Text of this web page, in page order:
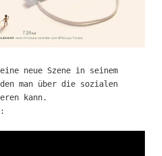
neue Szene in seinem
man über die sozialen
kann.